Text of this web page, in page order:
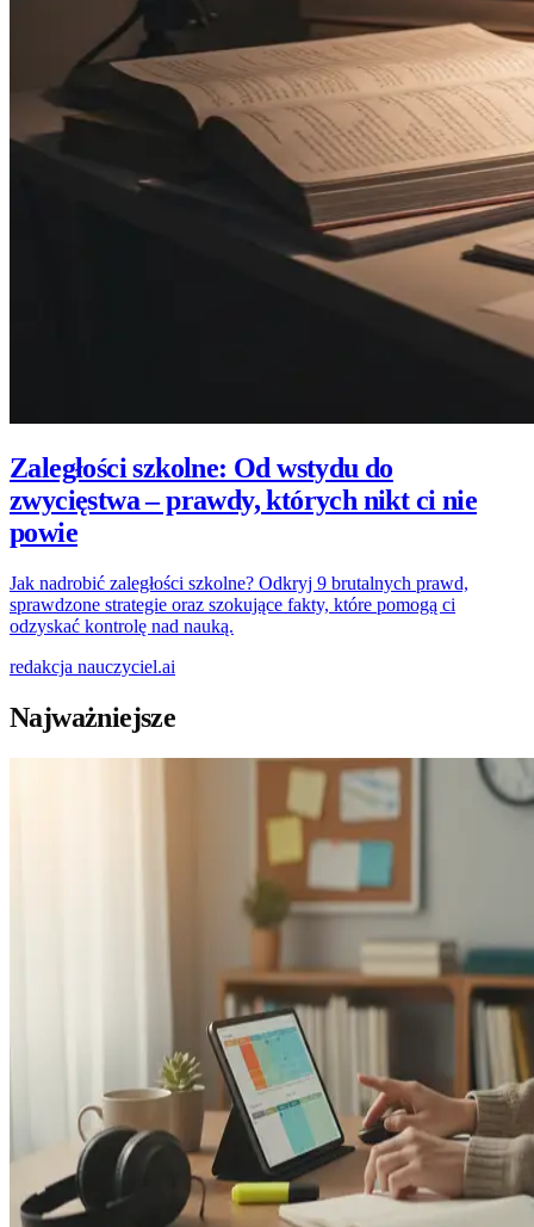
Zaległości szkolne: Od wstydu do
zwycięstwa – prawdy, których nikt ci nie
powie
Jak nadrobić zaległości szkolne? Odkryj 9 brutalnych prawd,
sprawdzone strategie oraz szokujące fakty, które pomogą ci
odzyskać kontrolę nad nauką.
redakcja nauczyciel.ai
Najważniejsze